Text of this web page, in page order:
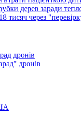
дерев заради
тисяч через
дронів